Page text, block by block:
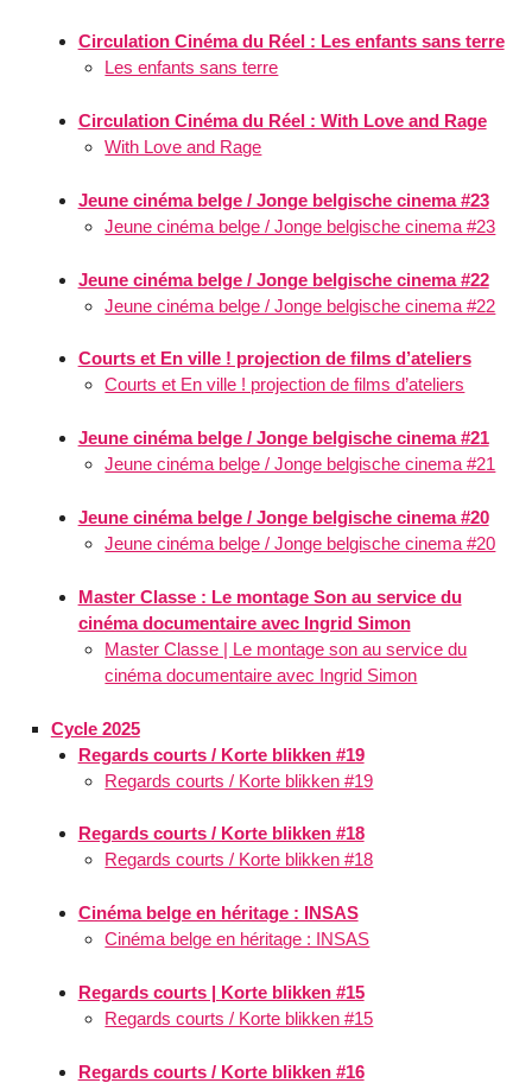
Circulation Cinéma du Réel : Les enfants sans terre
Les enfants sans terre
Circulation Cinéma du Réel : With Love and Rage
With Love and Rage
Jeune cinéma belge / Jonge belgische cinema #23
Jeune cinéma belge / Jonge belgische cinema #23
Jeune cinéma belge / Jonge belgische cinema #22
Jeune cinéma belge / Jonge belgische cinema #22
Courts et En ville ! projection de films d’ateliers
Courts et En ville ! projection de films d’ateliers
Jeune cinéma belge / Jonge belgische cinema #21
Jeune cinéma belge / Jonge belgische cinema #21
Jeune cinéma belge / Jonge belgische cinema #20
Jeune cinéma belge / Jonge belgische cinema #20
Master Classe : Le montage Son au service du
cinéma documentaire avec Ingrid Simon
Master Classe | Le montage son au service du
cinéma documentaire avec Ingrid Simon
Cycle 2025
Regards courts / Korte blikken #19
Regards courts / Korte blikken #19
Regards courts / Korte blikken #18
Regards courts / Korte blikken #18
Cinéma belge en héritage : INSAS
Cinéma belge en héritage : INSAS
Regards courts | Korte blikken #15
Regards courts / Korte blikken #15
Regards courts / Korte blikken #16